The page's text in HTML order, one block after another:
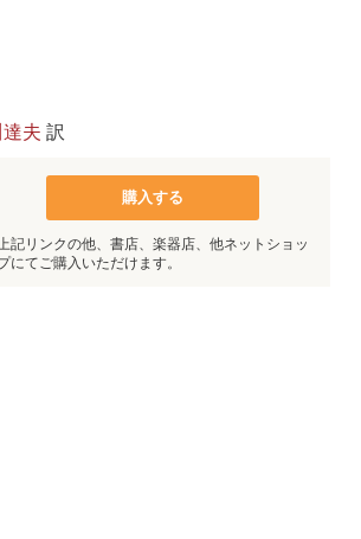
夫 訳
購入する
記リンクの他、書店、楽器店、他ネットショッ
にてご購入いただけます。